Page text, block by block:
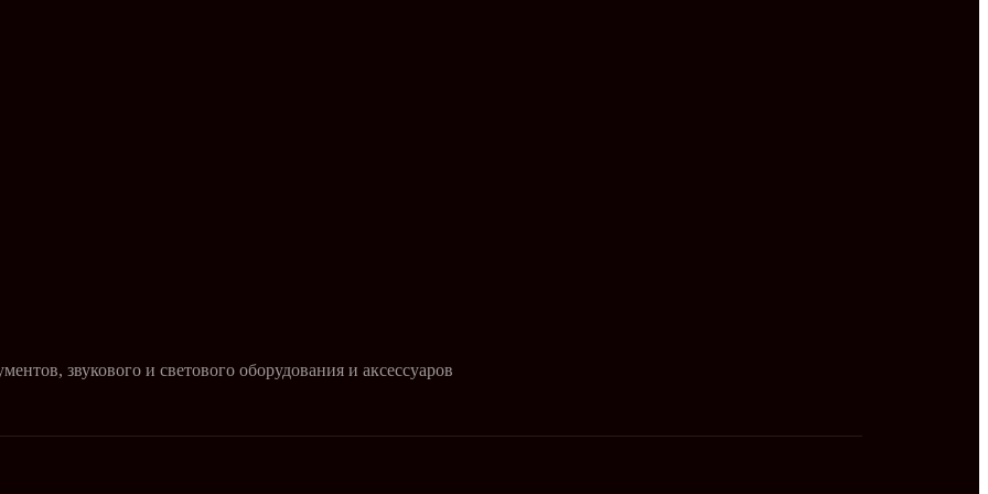
звукового и светового оборудования и аксессуаров